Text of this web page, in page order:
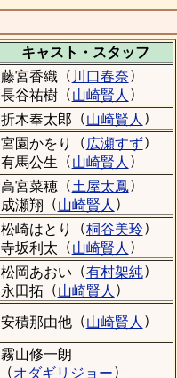
キャスト・ スタッフ
藤宮香織 （ 川口春奈）
長谷祐樹（山崎賢人 ）
折木奉太郎 （山崎賢人 ）
宮園かをり （ 広瀬すず）
有馬公生 （山崎賢人 ）
高宮菜穂（土屋太鳳）
成瀬翔 （山崎賢人 ）
松崎はとり （桐谷美玲）
寺坂利太 （山崎賢人 ）
松岡あおい （有村架純）
永田拓 （山崎賢人 ）
安積那由他 （山崎賢人 ）
霧山修一朗
（オダギリジョー）